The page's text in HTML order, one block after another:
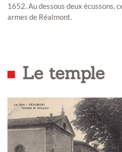
1652. Au dessous deux écussons,
armes de Réalmont.
Le temple